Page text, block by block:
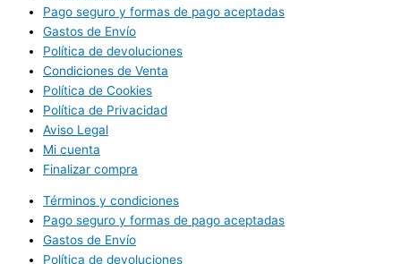
Pago seguro y formas de pago aceptadas
Gastos de Envío
Política de devoluciones
Condiciones de Venta
Política de Cookies
Política de Privacidad
Aviso Legal
Mi cuenta
Finalizar compra
Términos y condiciones
Pago seguro y formas de pago aceptadas
Gastos de Envío
Política de devoluciones